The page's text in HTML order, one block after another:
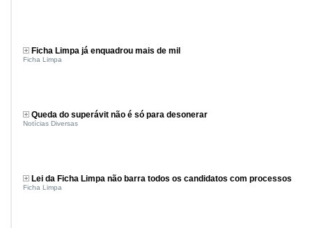
Ficha Limpa já enquadrou mais de mil
Ficha Limpa
Queda do superávit não é só para desonerar
Notícias Diversas
Lei da Ficha Limpa não barra todos os candidatos com processos
Ficha Limpa